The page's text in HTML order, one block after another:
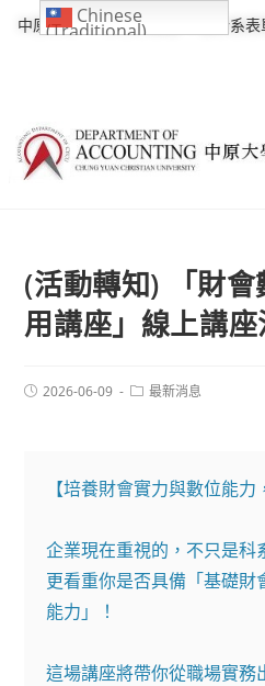
中原大學｜學校行事曆 會計系
(活動轉知) 「財
用講座」線上講
2026-06-09 最新消息
【培養財會實力與數位能力
企業現在重視的，不只是科
更看重你是否具備「基礎財
能力」！
這場講座將帶你從職場實務
Chinese
(Traditional)